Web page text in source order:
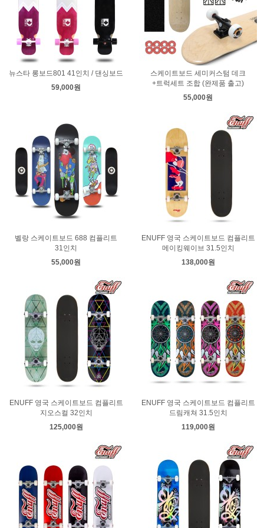
뉴스타 롱보드801 41인치 / 댄싱보드
59,000원
스케이트보드 세미커스텀 데크
+트럭세트 조합 (완제품 출고)
55,000원
벨랑 스케이트보드 688 컴플리트
31인치
55,000원
ENUFF 영국 스케이트보드 컴플리트
메이킹웨이브 31.5인치
138,000원
ENUFF 영국 스케이트보드 컴플리트
지오스컬 32인치
125,000원
ENUFF 영국 스케이트보드 컴플리트
드림캐쳐 31.5인치
119,000원